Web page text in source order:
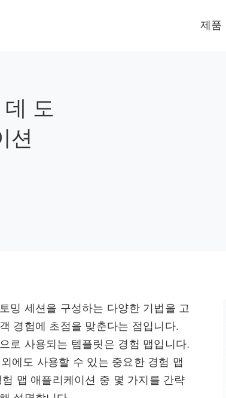
제품
도
션
밍 세션을 구성하는 다양한 기법을 고
경험에 초점을 맞춘다는 점입니다.
로 사용되는 템플릿은 경험 맵입니다.
에도 사용할 수 있는 중요한 경험 맵
맵 애플리케이션 중 몇 가지를 간략